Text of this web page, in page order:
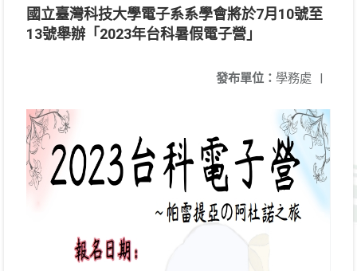
國立臺灣科技大學電子系系學會將於7月10號至
13號舉辦「2023年台科暑假電子營」
發布單位： 學務處 |